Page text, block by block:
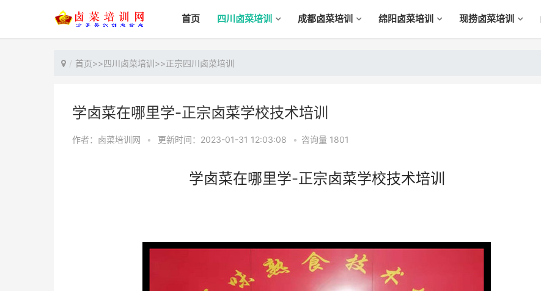
首页 四川卤菜培训 成都卤菜培训 绵阳卤菜培训 现捞卤菜培训
首页>>四川卤菜培训>>正宗四川卤菜培训
学卤菜在哪里学-正宗卤菜学校技术培训
作者：卤菜培训网 • 更新时间：2023-01-31 12:03:08 • 咨询量 1801
学卤菜在哪里学-正宗卤菜学校技术培训